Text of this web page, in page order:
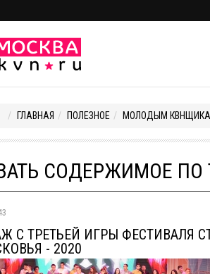
ГЛАВНАЯ ПОЛЕЗНОЕ МОЛОДЫМ
СОДЕРЖИМОЕ ПО
С ТРЕТЬЕЙ ИГРЫ ФЕСТИВАЛЯ
- 2020